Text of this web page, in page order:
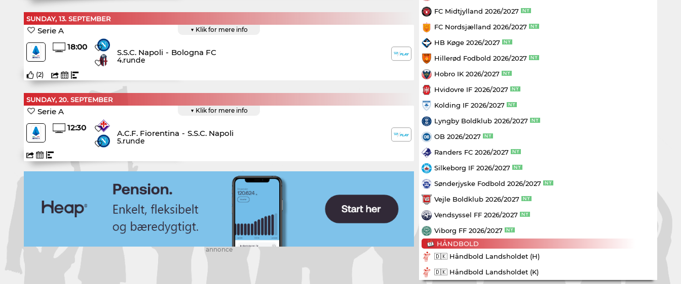
SUNDAY, 13. SEPTEMBER
▼ Klik for mere info
Serie A
18:00
S.S.C. Napoli - Bologna FC
4.runde
(2)
SUNDAY, 20. SEPTEMBER
▼ Klik for mere info
Serie A
12:30
A.C.F. Fiorentina - S.S.C. Napoli
5.runde
annonce
FC Midtjylland 2026/2027
FC Nordsjælland 2026/2027
HB Køge 2026/2027
Hillerød Fodbold 2026/2027
Hobro IK 2026/2027
Hvidovre IF 2026/2027
Kolding IF 2026/2027
Lyngby Boldklub 2026/2027
OB 2026/2027
Randers FC 2026/2027
Silkeborg IF 2026/2027
Sønderjyske Fodbold 2026/2027
Vejle Boldklub 2026/2027
Vendsyssel FF 2026/2027
Viborg FF 2026/2027
HÅNDBOLD
🇩🇰 Håndbold Landsholdet (H)
🇩🇰 Håndbold Landsholdet (K)